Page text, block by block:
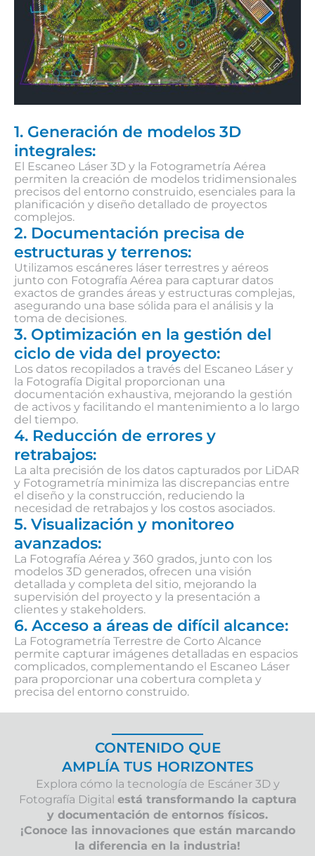
1. Generación de modelos 3D
integrales:
El Escaneo Láser 3D y la Fotogrametría Aérea
permiten la creación de modelos tridimensionales
precisos del entorno construido, esenciales para la
planificación y diseño detallado de proyectos
complejos.
2. Documentación precisa de
estructuras y terrenos:
Utilizamos escáneres láser terrestres y aéreos
junto con Fotografía Aérea para capturar datos
exactos de grandes áreas y estructuras complejas,
asegurando una base sólida para el análisis y la
toma de decisiones.
3. Optimización en la gestión del
ciclo de vida del proyecto:
Los datos recopilados a través del Escaneo Láser y
la Fotografía Digital proporcionan una
documentación exhaustiva, mejorando la gestión
de activos y facilitando el mantenimiento a lo largo
del tiempo.
4. Reducción de errores y
retrabajos:
La alta precisión de los datos capturados por LiDAR
y Fotogrametría minimiza las discrepancias entre
el diseño y la construcción, reduciendo la
necesidad de retrabajos y los costos asociados.
5. Visualización y monitoreo
avanzados:
La Fotografía Aérea y 360 grados, junto con los
modelos 3D generados, ofrecen una visión
detallada y completa del sitio, mejorando la
supervisión del proyecto y la presentación a
clientes y stakeholders.
6. Acceso a áreas de difícil alcance:
La Fotogrametría Terrestre de Corto Alcance
permite capturar imágenes detalladas en espacios
complicados, complementando el Escaneo Láser
para proporcionar una cobertura completa y
precisa del entorno construido.
CONTENIDO QUE
AMPLÍA TUS HORIZONTES
Explora cómo la tecnología de Escáner 3D y
Fotografía Digital está transformando la captura
y documentación de entornos físicos.
¡Conoce las innovaciones que están marcando
la diferencia en la industria!